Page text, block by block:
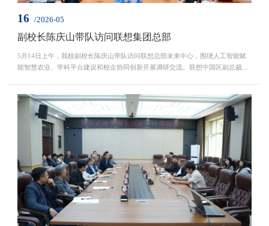
16 /2026-05
副校长陈庆山带队访问联想集团总部
5月14日上午，我校副校长陈庆山带队访问联想总部未来中心，围绕人工智能赋
能智慧农业、学科平台建设和校企协同创新开展调研交流。联想中国区副总裁、
东，联想集团AI/HPC主任技术顾问郝常杰、资深架构师张锋等陪同交流。我校农
学院院长辛大伟、科学技术研究院副院长王朋瑾等参加调...